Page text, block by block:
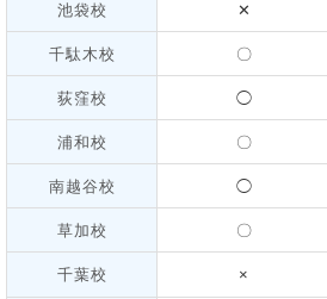
池袋校 ✕
千駄木校 〇
荻窪校 ◯
浦和校 〇
南越谷校 ◯
草加校 〇
千葉校 ×